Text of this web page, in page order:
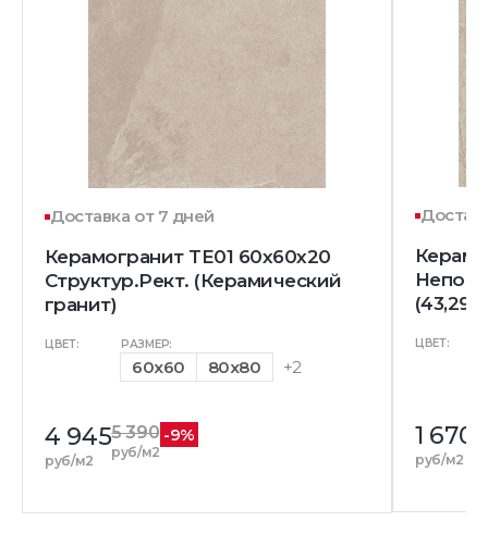
Доставка от 7 дней
Керамогранит TE01 60x60x20
Структур.Рект. (Керамический
гранит)
ЦВЕТ: РАЗМЕР:
60x60 80x80 +2
4 945
руб/м2
5 390
руб/м2
-9%
Непол.
(43,296
ЦВЕТ:
1 670
руб/м2